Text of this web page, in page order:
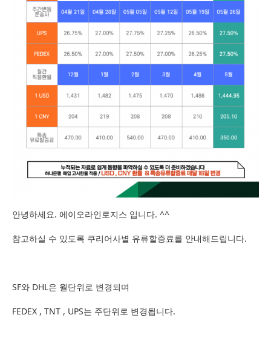
안녕하세요. 에이오라인로지스 입니다. ^^
참고하실 수 있도록 쿠리어사별 유류할증료를 안내해드립니다.
SF와 DHL은 월단위로 변경되며
FEDEX , TNT , UPS는 주단위로 변경됩니다.